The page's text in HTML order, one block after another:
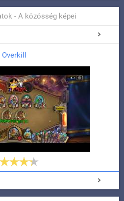
- A közösség képei
Overkill